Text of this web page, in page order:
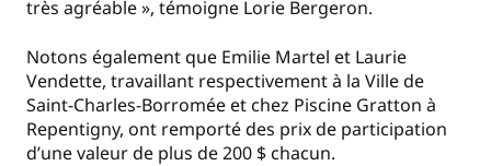
très agréable », témoigne Lorie Bergeron.
Notons également que Emilie Martel et Laurie
Vendette, travaillant respectivement à la Ville de
Saint-Charles-Borromée et chez Piscine Gratton à
Repentigny, ont remporté des prix de participation
d’une valeur de plus de 200 $ chacun.